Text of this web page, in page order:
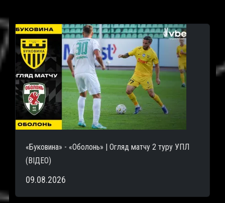
«Буковина» - «Оболонь» | Огляд матчу 2 туру УПЛ
(ВІДЕО)
09.08.2026